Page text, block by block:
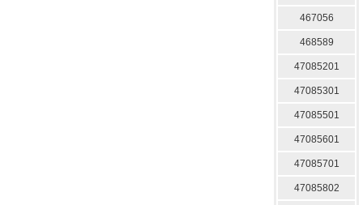
467056
468589
47085201
47085301
47085501
47085601
47085701
47085802